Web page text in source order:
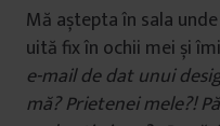
Mă aștepta în sala
uită fix în ochii mei și
e-mail de dat unui
mă? Prietenei mele?!